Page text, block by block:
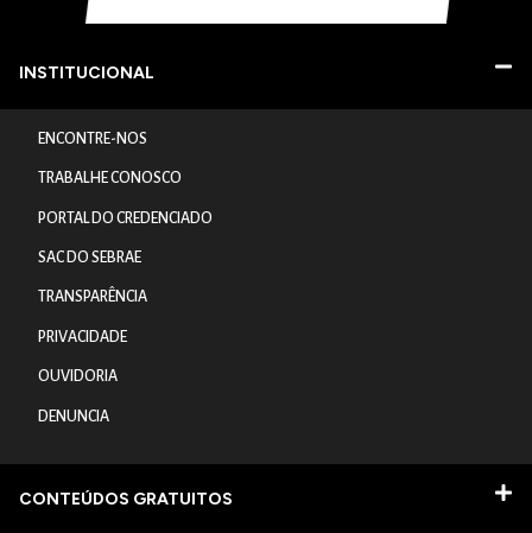
INSTITUCIONAL
ENCONTRE-NOS
TRABALHE CONOSCO
PORTAL DO CREDENCIADO
SAC DO SEBRAE
TRANSPARÊNCIA
PRIVACIDADE
OUVIDORIA
DENUNCIA
CONTEÚDOS GRATUITOS